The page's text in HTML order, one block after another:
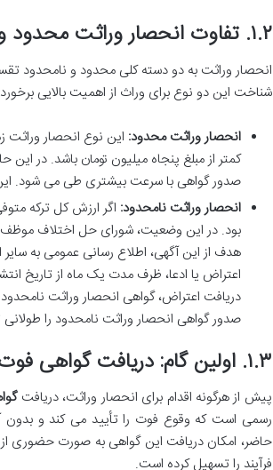
۱.۲. تفاوت انحصار وراثت محدود و نامحدود
انحصار وراثت به دو دسته کلی محدود و نامحدود
شناخت این دو نوع برای وراث از اهمیت بالایی
انحصار وراثت محدود: این نوع انحصار وراثت
کمتر از مبلغ پنجاه میلیون تومان باشد. در این
صدور گواهی با سرعت بیشتری طی می شود.
انحصار وراثت نامحدود: اگر ارزش کل ترکه
بود. در این وضعیت، شورای حل اختلاف موظف
هدف از این آگهی، اطلاع رسانی عمومی به
اعتراض یا ادعا، ظرف مدت یک ماه از تاریخ
دریافت اعتراض، گواهی انحصار وراثت
صدور گواهی انحصار وراثت نامحدود را طولانی
۱.۳. اولین گام: دریافت گواهی فوت و ابطال شناسنامه متوفی
پیش از هرگونه اقدام برای انحصار وراثت، دریافت
رسمی است که وقوع فوت را تأیید می کند و
حاضر، امکان دریافت این گواهی به صورت حضوری از
فرآیند را تسهیل کرده است.